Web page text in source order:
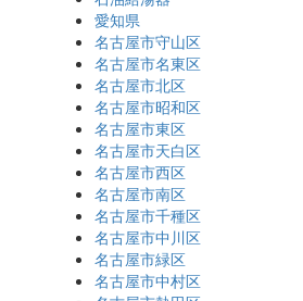
愛知県
名古屋市守山区
名古屋市名東区
名古屋市北区
名古屋市昭和区
名古屋市東区
名古屋市天白区
名古屋市西区
名古屋市南区
名古屋市千種区
名古屋市中川区
名古屋市緑区
名古屋市中村区